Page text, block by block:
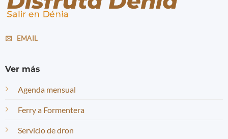
EMAIL
Ver más
Agenda mensual
Ferry a Formentera
Servicio de dron